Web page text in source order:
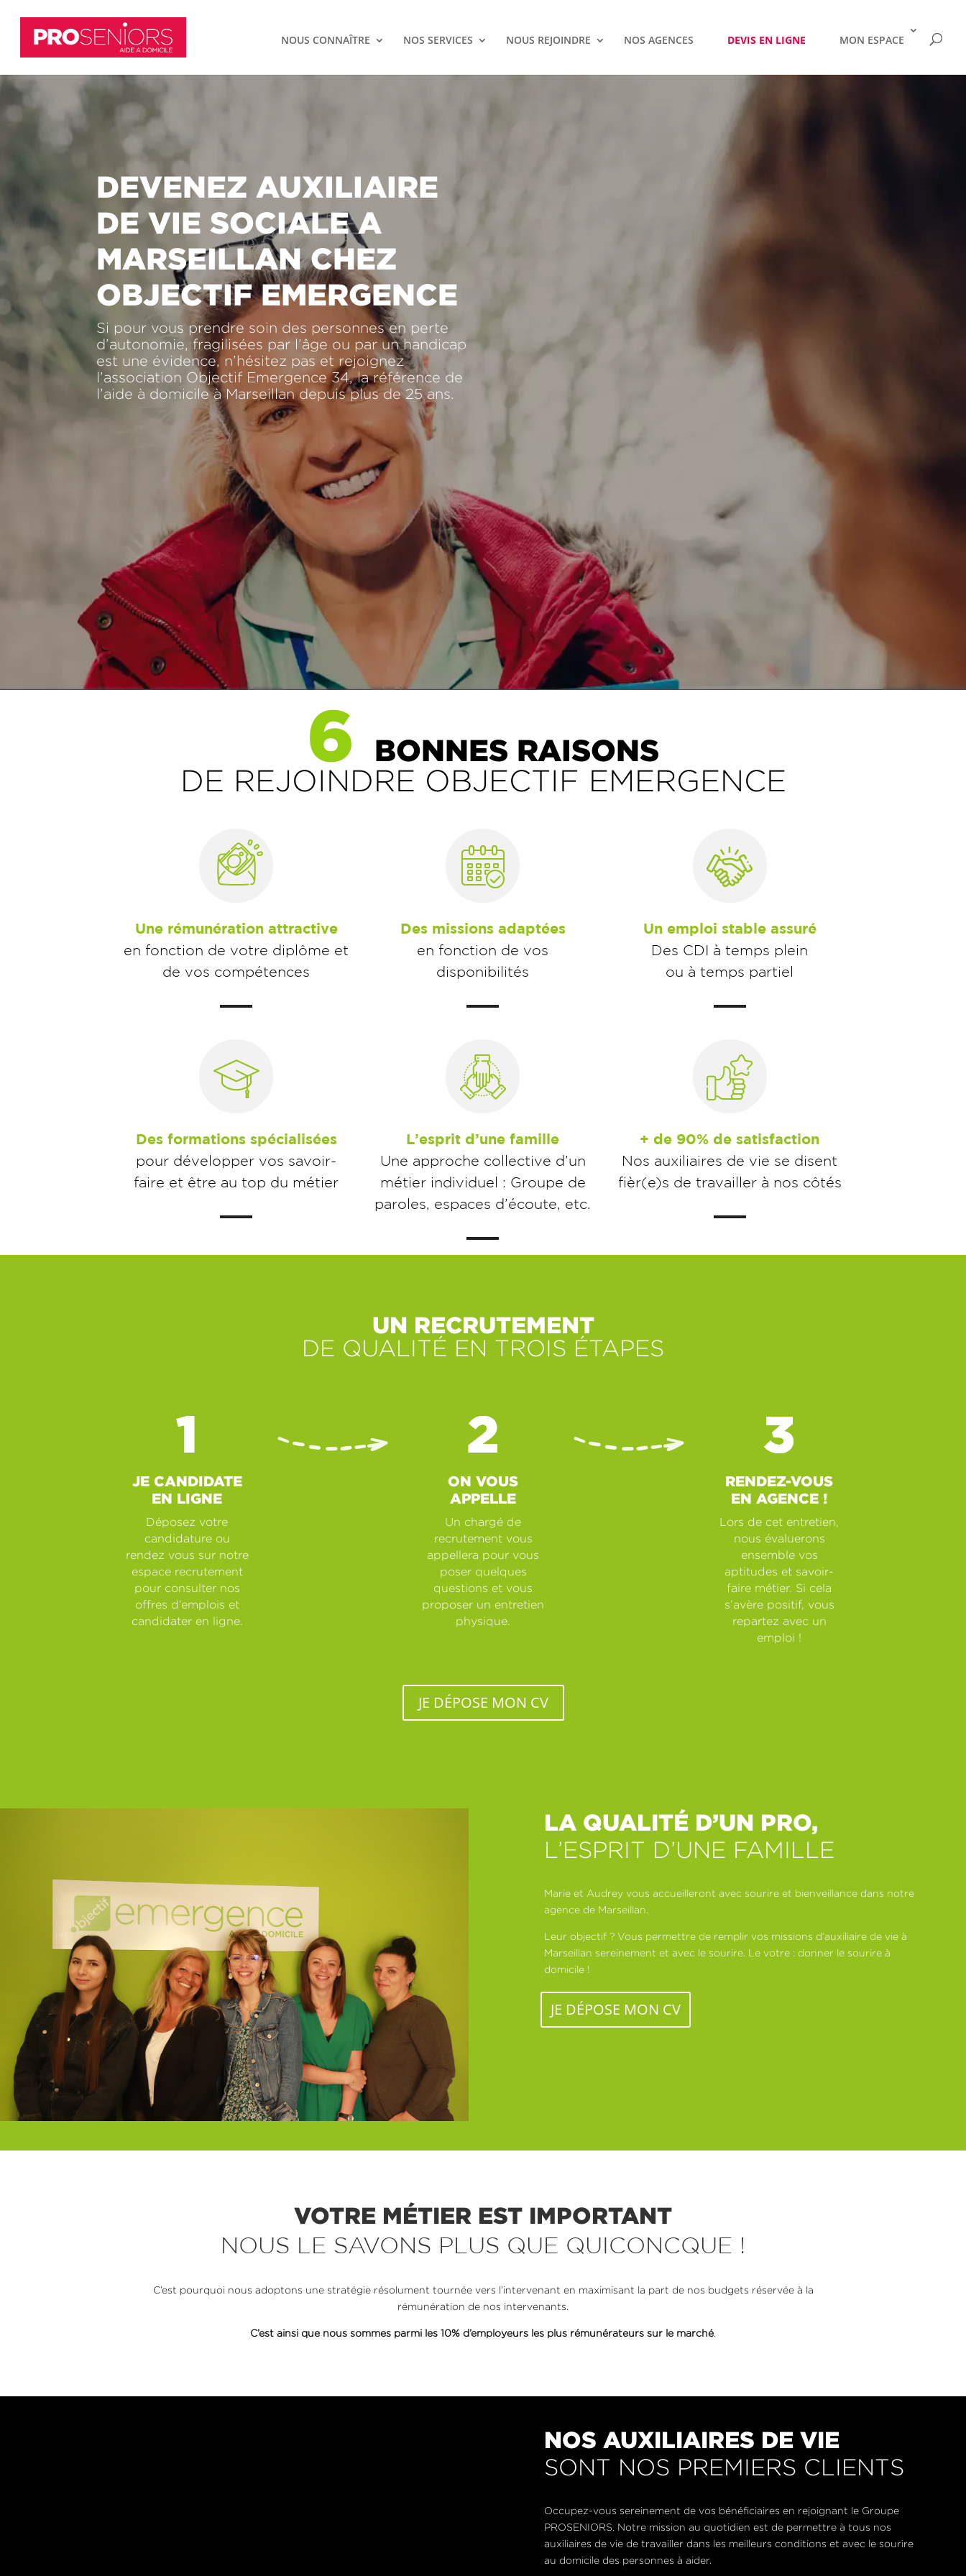
NOUS CONNAÎTRE NOS SERVICES NOUS REJOINDRE NOS AGENCES DEVIS EN LIGNE MON ESPACE
DEVENEZ AUXILIAIRE
DE VIE SOCIALE A
MARSEILLAN CHEZ
OBJECTIF EMERGENCE
Si pour vous prendre soin des personnes en perte
d’autonomie, fragilisées par l’âge ou par un handicap
est une évidence, n’hésitez pas et rejoignez
l’association Objectif Emergence 34, la référence de
l’aide à domicile à Marseillan depuis plus de 25 ans.
6 BONNES RAISONS
DE REJOINDRE OBJECTIF EMERGENCE
Une rémunération attractive
en fonction de votre diplôme et
de vos compétences
Des missions adaptées
en fonction de vos
disponibilités
Un emploi stable assuré
Des CDI à temps plein
ou à temps partiel
Des formations spécialisées
pour développer vos savoir-
faire et être au top du métier
L’esprit d’une famille
Une approche collective d’un
métier individuel : Groupe de
paroles, espaces d’écoute, etc.
+ de 90% de satisfaction
Nos auxiliaires de vie se disent
fièr(e)s de travailler à nos côtés
UN RECRUTEMENT
DE QUALITÉ EN TROIS ÉTAPES
JE CANDIDATE
EN LIGNE
Déposez votre
candidature ou
rendez vous sur notre
espace recrutement
pour consulter nos
offres d’emplois et
candidater en ligne.
ON VOUS
APPELLE
Un chargé de
recrutement vous
appellera pour vous
poser quelques
questions et vous
proposer un entretien
physique.
RENDEZ-VOUS
EN AGENCE !
Lors de cet entretien,
nous évaluerons
ensemble vos
aptitudes et savoir-
faire métier. Si cela
s’avère positif, vous
repartez avec un
emploi !
JE DÉPOSE MON CV
LA QUALITÉ D’UN PRO,
L’ESPRIT D’UNE FAMILLE
Marie et Audrey vous accueilleront avec sourire et bienveillance dans notre
agence de Marseillan.
Leur objectif ? Vous permettre de remplir vos missions d’auxiliaire de vie à
Marseillan sereinement et avec le sourire. Le votre : donner le sourire à
domicile !
JE DÉPOSE MON CV
VOTRE MÉTIER EST IMPORTANT
NOUS LE SAVONS PLUS QUE QUICONCQUE !
C’est pourquoi nous adoptons une stratégie résolument tournée vers l’intervenant en maximisant la part de nos budgets réservée à la
rémunération de nos intervenants.
C’est ainsi que nous sommes parmi les 10% d’employeurs les plus rémunérateurs sur le marché
NOS AUXILIAIRES DE VIE
SONT NOS PREMIERS CLIENTS
Occupez-vous sereinement de vos bénéficiaires en rejoignant le Groupe
PROSENIORS. Notre mission au quotidien est de permettre à tous nos
auxiliaires de vie de travailler dans les meilleurs conditions et avec le sourire
au domicile des personnes à aider.